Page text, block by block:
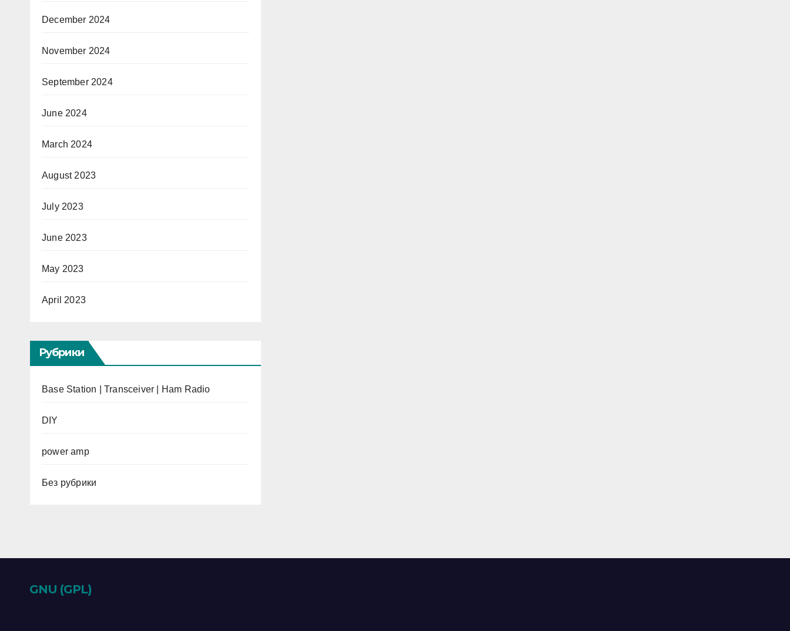
December 2024
November 2024
September 2024
June 2024
March 2024
August 2023
July 2023
June 2023
May 2023
April 2023
Рубрики
Base Station | Transceiver | Ham Radio
DIY
power amp
Без рубрики
GNU (GPL)